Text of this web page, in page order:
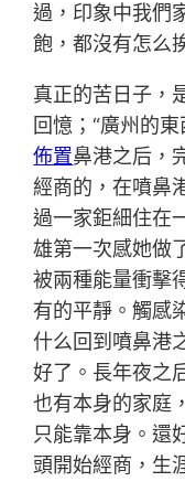
過，印象中我們
飽，都沒有怎么
真正的苦日子，
回憶；“廣州的
佈置鼻港之后，
經商的，在噴鼻
過一家鉅細住在
雄第一次感她做
被兩種能量衝擊
有的平靜。觸感
什么回到噴鼻港
好了。長年夜之
也有本身的家庭
只能靠本身。還
頭開始經商，生